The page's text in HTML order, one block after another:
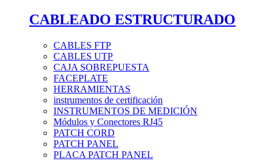
CABLEADO ESTRUCTURADO
CABLES FTP
CABLES UTP
CAJA SOBREPUESTA
FACEPLATE
HERRAMIENTAS
instrumentos de certificación
INSTRUMENTOS DE MEDICIÓN
Módulos y Conectores RJ45
PATCH CORD
PATCH PANEL
PLACA PATCH PANEL